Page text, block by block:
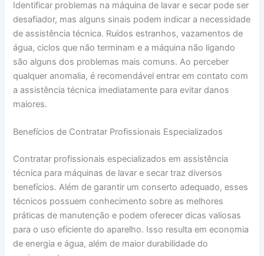
Identificar problemas na máquina de lavar e secar pode ser
desafiador, mas alguns sinais podem indicar a necessidade
de assistência técnica. Ruídos estranhos, vazamentos de
água, ciclos que não terminam e a máquina não ligando
são alguns dos problemas mais comuns. Ao perceber
qualquer anomalia, é recomendável entrar em contato com
a assistência técnica imediatamente para evitar danos
maiores.
Benefícios de Contratar Profissionais Especializados
Contratar profissionais especializados em assistência
técnica para máquinas de lavar e secar traz diversos
benefícios. Além de garantir um conserto adequado, esses
técnicos possuem conhecimento sobre as melhores
práticas de manutenção e podem oferecer dicas valiosas
para o uso eficiente do aparelho. Isso resulta em economia
de energia e água, além de maior durabilidade do